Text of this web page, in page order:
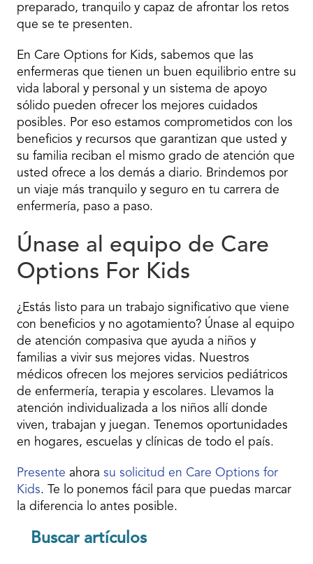
preparado, tranquilo y capaz de afrontar los retos
que se te presenten.
En Care Options for Kids, sabemos que las
enfermeras que tienen un buen equilibrio entre su
vida laboral y personal y un sistema de apoyo
sólido pueden ofrecer los mejores cuidados
posibles. Por eso estamos comprometidos con los
beneficios y recursos que garantizan que usted y
su familia reciban el mismo grado de atención que
usted ofrece a los demás a diario. Brindemos por
un viaje más tranquilo y seguro en tu carrera de
enfermería, paso a paso.
Únase al equipo de Care
Options For Kids
¿Estás listo para un trabajo significativo que viene
con beneficios y no agotamiento? Únase al equipo
de atención compasiva que ayuda a niños y
familias a vivir sus mejores vidas. Nuestros
médicos ofrecen los mejores servicios pediátricos
de enfermería, terapia y escolares. Llevamos la
atención individualizada a los niños allí donde
viven, trabajan y juegan. Tenemos oportunidades
en hogares, escuelas y clínicas de todo el país.
Presente ahora su solicitud en Care Options for
Kids. Te lo ponemos fácil para que puedas marcar
la diferencia lo antes posible.
Buscar artículos